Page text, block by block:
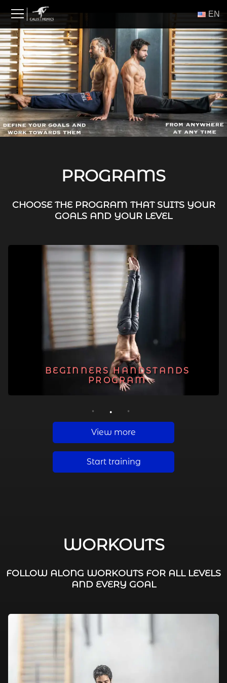
content
ΕΝ
PROGRAMS
CHOOSE THE PROGRAM THAT SUITS YOUR
GOALS AND YOUR LEVEL
BEGINNERS HANDSTANDS
PROGRAM
1 2 3
View more
Start training
WORKOUTS
FOLLOW ALONG WORKOUTS FOR ALL LEVELS
AND EVERY GOAL